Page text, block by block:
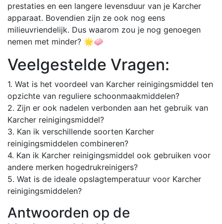
prestaties en een langere levensduur van je Karcher
apparaat. Bovendien zijn ze ook nog eens
milieuvriendelijk. Dus waarom zou je nog genoegen
nemen met minder? 🌟🧼
Veelgestelde Vragen:
1. Wat is het voordeel van Karcher reinigingsmiddel ten
opzichte van reguliere schoonmaakmiddelen?
2. Zijn er ook nadelen verbonden aan het gebruik van
Karcher reinigingsmiddel?
3. Kan ik verschillende soorten Karcher
reinigingsmiddelen combineren?
4. Kan ik Karcher reinigingsmiddel ook gebruiken voor
andere merken hogedrukreinigers?
5. Wat is de ideale opslagtemperatuur voor Karcher
reinigingsmiddelen?
Antwoorden op de